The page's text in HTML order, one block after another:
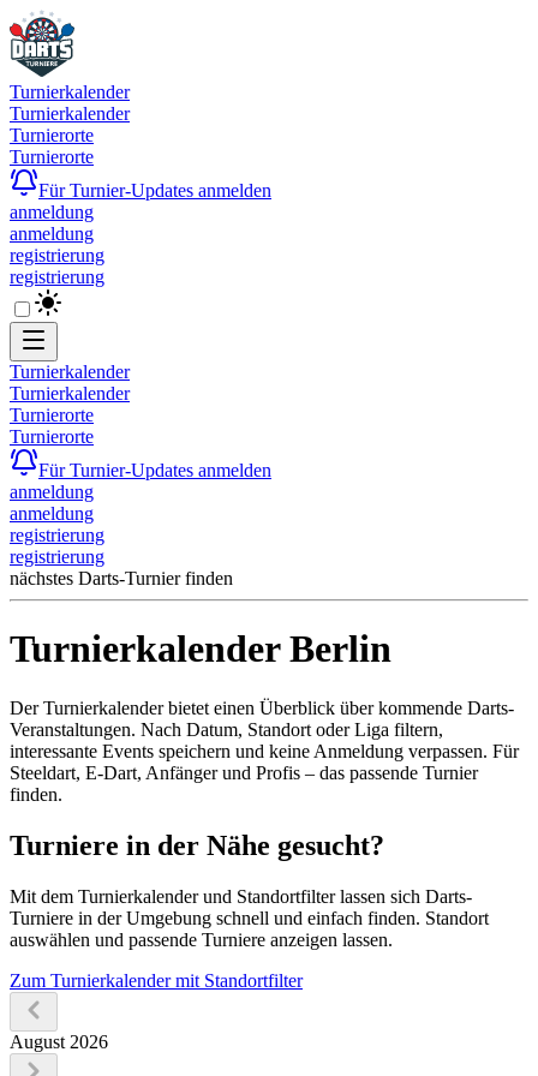
Turnierkalender
Turnierkalender
Turnierorte
Turnierorte
Für Turnier-Updates anmelden
anmeldung
anmeldung
registrierung
registrierung
Turnierkalender
Turnierkalender
Turnierorte
Turnierorte
Für Turnier-Updates anmelden
anmeldung
anmeldung
registrierung
registrierung
nächstes Darts-Turnier finden
Turnierkalender Berlin
Der Turnierkalender bietet einen Überblick über kommende Darts-
Veranstaltungen. Nach Datum, Standort oder Liga filtern,
interessante Events speichern und keine Anmeldung verpassen. Für
Steeldart, E-Dart, Anfänger und Profis – das passende Turnier
finden.
Turniere in der Nähe gesucht?
Mit dem Turnierkalender und Standortfilter lassen sich Darts-
Turniere in der Umgebung schnell und einfach finden. Standort
auswählen und passende Turniere anzeigen lassen.
Zum Turnierkalender mit Standortfilter
August 2026